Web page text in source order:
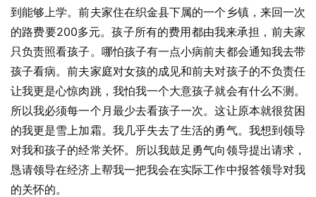
到能够上学。前夫家住在织金县下属的一个乡镇，来回一次
的路费要200多元。孩子所有的费用都由我来承担，前夫家
只负责照看孩子。哪怕孩子有一点小病前夫都会通知我去带
孩子看病。前夫家庭对女孩的成见和前夫对孩子的不负责任
让我更是心惊肉跳，我怕我一个大意孩子就会有什么不测。
所以我必须每一个月最少去看孩子一次。这让原本就很贫困
的我更是雪上加霜。我几乎失去了生活的勇气。我想到领导
对我和孩子的经常关怀。所以我鼓足勇气向领导提出请求，
恳请领导在经济上帮我一把我会在实际工作中报答领导对我
的关怀的。